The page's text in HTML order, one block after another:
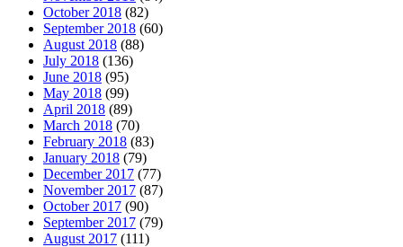
October 2018 (82)
September 2018 (60)
August 2018 (88)
July 2018 (136)
June 2018 (95)
May 2018 (99)
April 2018 (89)
March 2018 (70)
February 2018 (83)
January 2018 (79)
December 2017 (77)
November 2017 (87)
October 2017 (90)
September 2017 (79)
August 2017 (111)